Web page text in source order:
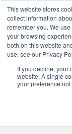
This website stores
collect information
remember you. We
your browsing
both on this website
use, see our Privacy
If you decline, your
website. A single
your preference not
Home Blog
Inbound